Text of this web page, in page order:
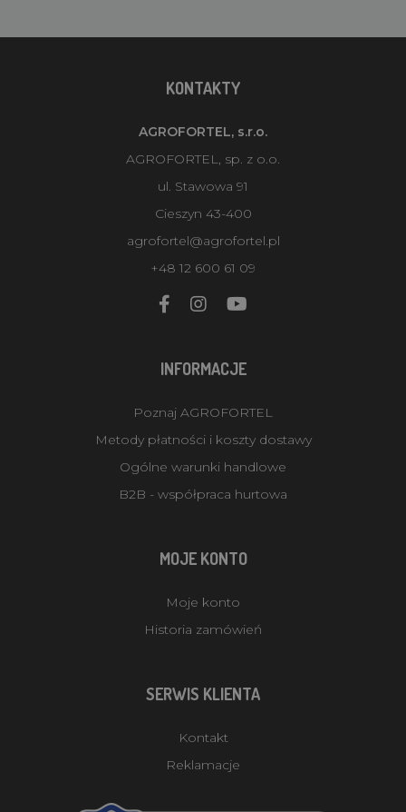
KONTAKTY
AGROFORTEL, s.r.o.
AGROFORTEL, sp. z o.o.
ul. Stawowa 91
Cieszyn 43-400
agrofortel@agrofortel.pl
+48 12 600 61 09
INFORMACJE
Poznaj AGROFORTEL
Metody płatności i koszty dostawy
Ogólne warunki handlowe
B2B - współpraca hurtowa
MOJE KONTO
Moje konto
Historia zamówień
SERWIS KLIENTA
Kontakt
Reklamacje